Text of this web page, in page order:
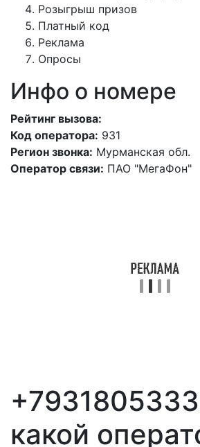
Розыгрыш призов
Платный код
Реклама
Опросы
Инфо о номере
Рейтинг вызова:
Код оператора: 931
Регион звонка: Мурманская обл.
Оператор связи: ПАО "МегаФон"
какой